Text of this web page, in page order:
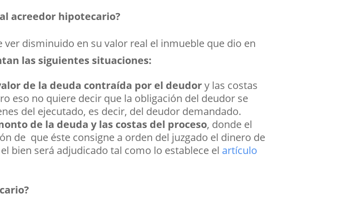
acreedor hipotecario?
disminuido en su valor real el inmueble que dio en
las siguientes situaciones:
de la deuda contraída por el deudory las costas
eso no quiere decir que la obligación del deudor se
del ejecutado, es decir, del deudor demandado.
de la deuda y las costas del proceso, donde el
de que éste consigne a orden del juzgado el dinero de
bien será adjudicado tal como lo establece el artículo